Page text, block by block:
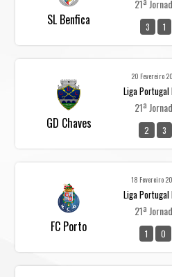
SL Benfica
21ª
3 1
GD Chaves
20 Fevereiro
Liga Portugal
21ª
2 3
FC Porto
18 Fevereiro
Liga Portugal
21ª
1 0